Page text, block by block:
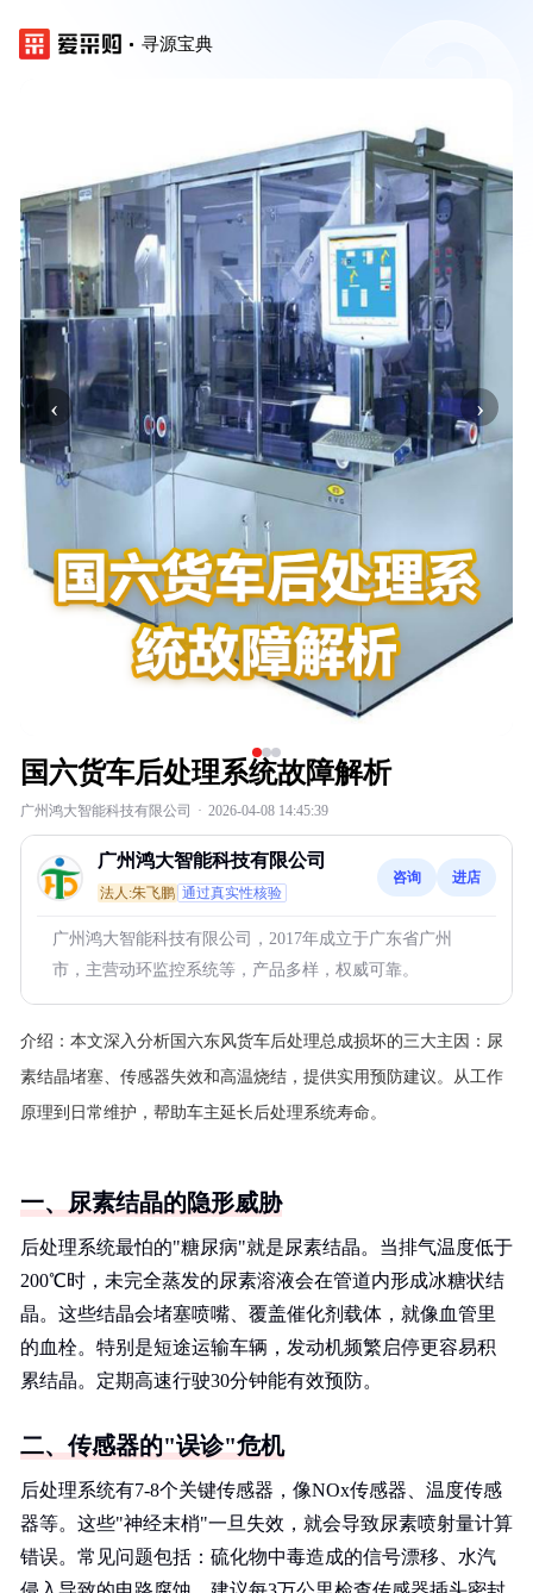
寻源宝典
‹ ›
国六货车后处理系统故障解析
广州鸿大智能科技有限公司 · 2026-04-08 14:45:39
广州鸿大智能科技有限公司
法人:朱飞鹏 通过真实性核验
咨询 进店
广州鸿大智能科技有限公司，2017年成立于广东省广州
市，主营动环监控系统等，产品多样，权威可靠。
介绍： 本文深入分析国六东风货车后处理总成损坏的三大主因：尿
素结晶堵塞、传感器失效和高温烧结，提供实用预防建议。从工作
原理到日常维护，帮助车主延长后处理系统寿命。
一、尿素结晶的隐形威胁
后处理系统最怕的"糖尿病"就是尿素结晶。当排气温度低于
200℃时，未完全蒸发的尿素溶液会在管道内形成冰糖状结
晶。这些结晶会堵塞喷嘴、覆盖催化剂载体，就像血管里
的血栓。特别是短途运输车辆，发动机频繁启停更容易积
累结晶。定期高速行驶30分钟能有效预防。
二、传感器的"误诊"危机
后处理系统有7-8个关键传感器，像NOx传感器、温度传感
器等。这些"神经末梢"一旦失效，就会导致尿素喷射量计算
错误。常见问题包括：硫化物中毒造成的信号漂移、水汽